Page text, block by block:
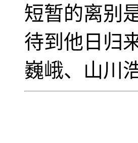
短暂的离别
待到他日归
巍峨、山川